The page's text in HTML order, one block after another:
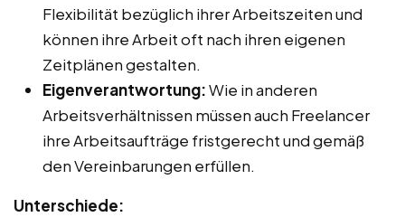
Flexibilität bezüglich ihrer Arbeitszeiten und
können ihre Arbeit oft nach ihren eigenen
Zeitplänen gestalten.
Eigenverantwortung:Wie in anderen
Arbeitsverhältnissen müssen auch Freelancer
ihre Arbeitsaufträge fristgerecht und gemäß
den Vereinbarungen erfüllen.
Unterschiede: